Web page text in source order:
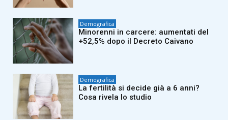
Demografica
Minorenni in carcere: aumentati del
+52,5% dopo il Decreto Caivano
Demografica
La fertilità si decide già a 6 anni?
Cosa rivela lo studio